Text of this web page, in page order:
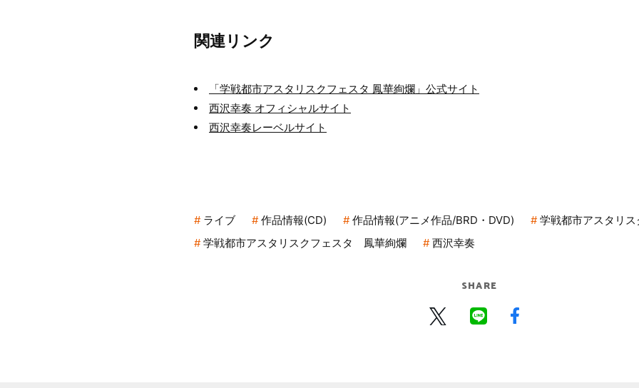
関連リンク
「学戦都市アスタリスクフェスタ 鳳華絢爛」公式サイト
西沢幸奏 オフィシャルサイト
西沢幸奏レーベルサイト
ライブ 作品情報(CD) 作品情報(アニメ作品/BRD・DVD)
学戦都市アスタリス
学戦都市アスタリスクフェスタ 鳳華絢爛
西沢幸奏
SHARE